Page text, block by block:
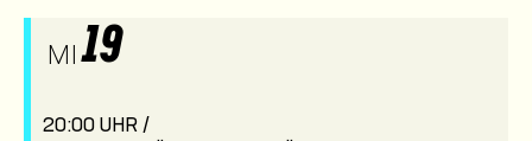
MI 19
20:00 UHR /